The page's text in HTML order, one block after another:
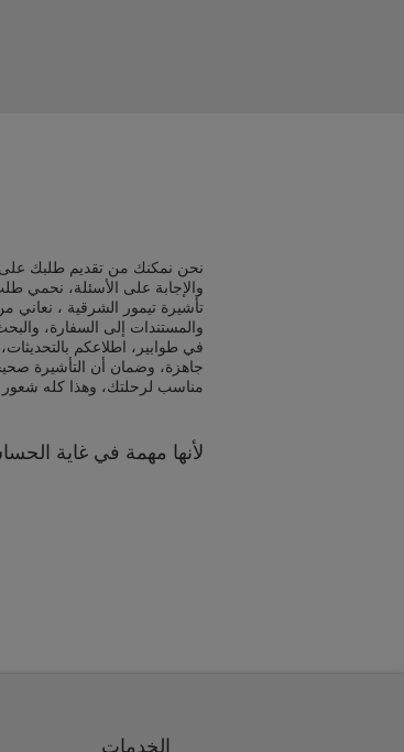
نحن نمكنك من تقديم طلبك على
والإجابة على الأسئلة، نحمي
تأشيرة تيمور الشرقية ، نعاني
والمستندات إلى السفارة،
في طوابير، اطلاعكم
جاهزة، وضمان أن التأشيرة
مناسب لرحلتك، وهذا كله شعور
لأنها مهمة في غاية
الخدمات